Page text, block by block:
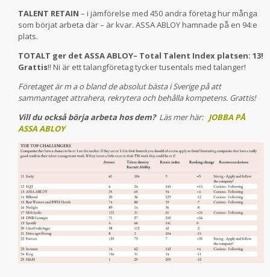
TALENT RETAIN – i jämförelse med 450 andra företag hur många
som börjat arbeta där – är kvar. ASSA ABLOY hamnade på en 94:e
plats.
TOTALT ger det ASSA ABLOY– Total Talent Index platsen: 13!
Grattis!! Ni är ett talangföretag tycker tusentals med talanger!
Företaget är m a o bland de absolut bästa i Sverige på att
sammantaget attrahera, rekrytera och behålla kompetens. Grattis!
Vill du också börja arbeta hos dem?Läs mer här: JOBBA PÅ
ASSA ABLOY